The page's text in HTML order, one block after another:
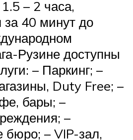
– 2 часа,
за 40 минут до
Рузине доступны
– Паркинг; –
Duty Free; –
бары; –
–
бюро; – VIP-зал,